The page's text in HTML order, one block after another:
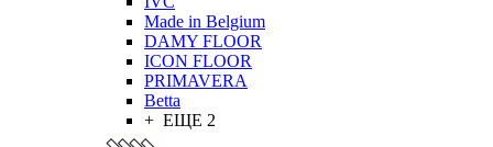
Made in Belgium
DAMY FLOOR
ICON FLOOR
PRIMAVERA
Betta
+ ЕЩЕ 2